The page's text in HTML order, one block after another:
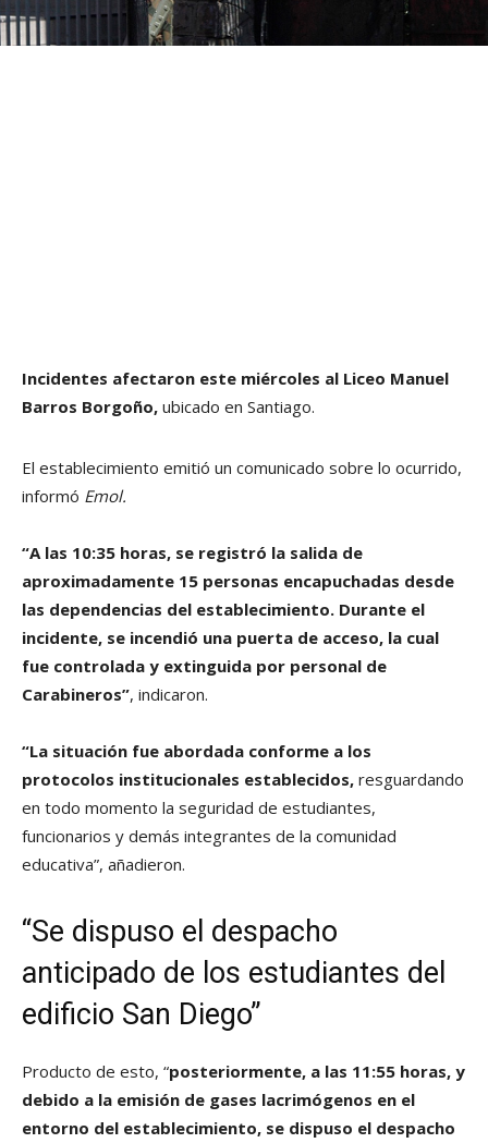
Incidentes afectaron este miércoles al Liceo Manuel
Barros Borgoño, ubicado en Santiago.
El establecimiento emitió un comunicado sobre lo ocurrido,
informó Emol.
“A las 10:35 horas, se registró la salida de
aproximadamente 15 personas encapuchadas desde
las dependencias del establecimiento. Durante el
incidente, se incendió una puerta de acceso, la cual
fue controlada y extinguida por personal de
Carabineros”, indicaron.
“La situación fue abordada conforme a los
protocolos institucionales establecidos, resguardando
en todo momento la seguridad de estudiantes,
funcionarios y demás integrantes de la comunidad
educativa”, añadieron.
“Se dispuso el despacho
anticipado de los estudiantes del
edificio San Diego”
Producto de esto, “posteriormente, a las 11:55 horas, y
debido a la emisión de gases lacrimógenos en el
entorno del establecimiento, se dispuso el despacho